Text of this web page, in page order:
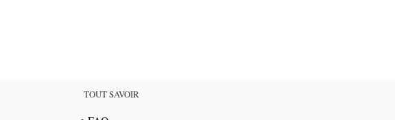
TOUT SAVOIR